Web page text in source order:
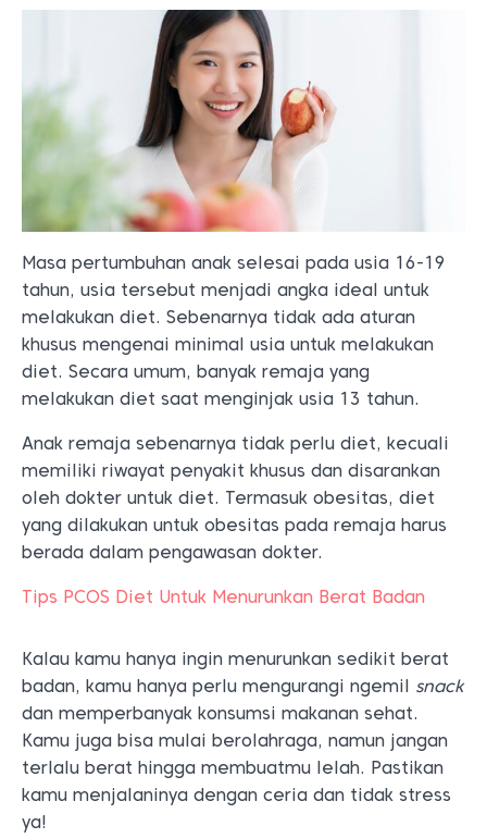
Masa pertumbuhan anak selesai pada usia 16-19
tahun, usia tersebut menjadi angka ideal untuk
melakukan diet. Sebenarnya tidak ada aturan
khusus mengenai minimal usia untuk melakukan
diet. Secara umum, banyak remaja yang
melakukan diet saat menginjak usia 13 tahun.
Anak remaja sebenarnya tidak perlu diet, kecuali
memiliki riwayat penyakit khusus dan disarankan
oleh dokter untuk diet. Termasuk obesitas, diet
yang dilakukan untuk obesitas pada remaja harus
berada dalam pengawasan dokter.
Tips PCOS Diet Untuk Menurunkan Berat Badan
Kalau kamu hanya ingin menurunkan sedikit berat
badan, kamu hanya perlu mengurangi ngemil snack
dan memperbanyak konsumsi makanan sehat.
Kamu juga bisa mulai berolahraga, namun jangan
terlalu berat hingga membuatmu lelah. Pastikan
kamu menjalaninya dengan ceria dan tidak stress
ya!